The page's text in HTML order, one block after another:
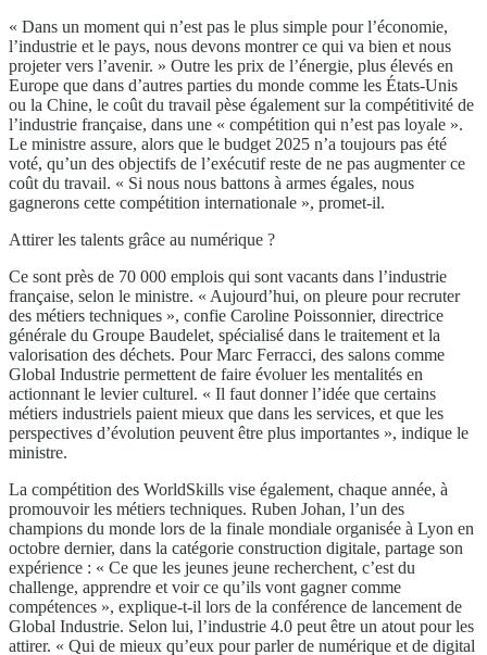
« Dans un moment qui n’est pas le plus simple pour l’économie,
l’industrie et le pays, nous devons montrer ce qui va bien et nous
projeter vers l’avenir. » Outre les prix de l’énergie, plus élevés en
Europe que dans d’autres parties du monde comme les États-Unis
ou la Chine, le coût du travail pèse également sur la compétitivité de
l’industrie française, dans une « compétition qui n’est pas loyale ».
Le ministre assure, alors que le budget 2025 n’a toujours pas été
voté, qu’un des objectifs de l’exécutif reste de ne pas augmenter ce
coût du travail. « Si nous nous battons à armes égales, nous
gagnerons cette compétition internationale », promet-il.
Attirer les talents grâce au numérique ?
Ce sont près de 70 000 emplois qui sont vacants dans l’industrie
française, selon le ministre. « Aujourd’hui, on pleure pour recruter
des métiers techniques », confie Caroline Poissonnier, directrice
générale du Groupe Baudelet, spécialisé dans le traitement et la
valorisation des déchets. Pour Marc Ferracci, des salons comme
Global Industrie permettent de faire évoluer les mentalités en
actionnant le levier culturel. « Il faut donner l’idée que certains
métiers industriels paient mieux que dans les services, et que les
perspectives d’évolution peuvent être plus importantes », indique le
ministre.
La compétition des WorldSkills vise également, chaque année, à
promouvoir les métiers techniques. Ruben Johan, l’un des
champions du monde lors de la finale mondiale organisée à Lyon en
octobre dernier, dans la catégorie construction digitale, partage son
expérience : « Ce que les jeunes jeune recherchent, c’est du
challenge, apprendre et voir ce qu’ils vont gagner comme
compétences », explique-t-il lors de la conférence de lancement de
Global Industrie. Selon lui, l’industrie 4.0 peut être un atout pour les
attirer. « Qui de mieux qu’eux pour parler de numérique et de digital